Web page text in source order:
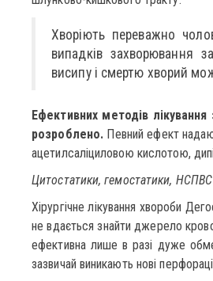
Хворіють переважно
випадків захворювання
висипу і смертю хворий
Ефективних методів
розроблено. Певний ефект
ацетилсаліциловою кислотою,
Цитостатики, гемостатики,
Хірургічне лікування хвороби
не вдається знайти джерело
ефективна лише в разі дуже
зазвичай виникають нові